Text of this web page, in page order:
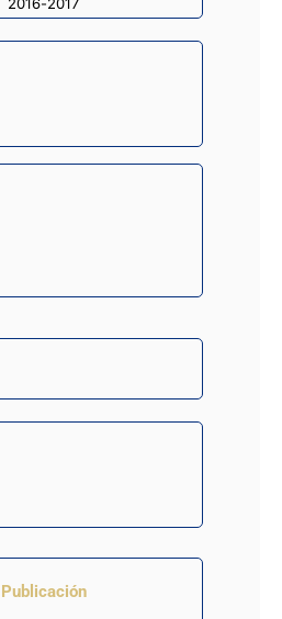
Publicación